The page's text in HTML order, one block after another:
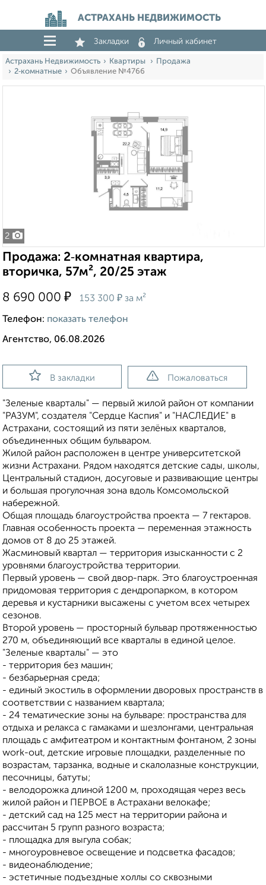
АСТРАХАНЬ НЕДВИЖИМОСТЬ
Закладки Личный кабинет
Астрахань Недвижимость Квартиры
Продажа
2‑комнатные
Объявление №4766
2
Продажа: 2‑комнатная квартира,
вторичка, 57м², 20/25 этаж
8 690 000 ₽ 153 300 ₽ за м²
Телефон: показать телефон
Агентство, 06.08.2026
В закладки Пожаловаться
"Зеленые кварталы" — первый жилой район от компании
"РАЗУМ", создателя "Сердце Каспия" и "НАСЛЕДИЕ" в
Астрахани, состоящий из пяти зелёных кварталов,
объединенных общим бульваром.
Жилой район расположен в центре университетской
жизни Астрахани. Рядом находятся детские сады, школы,
Центральный стадион, досуговые и развивающие центры
и большая прогулочная зона вдоль Комсомольской
набережной.
Общая площадь благоустройства проекта — 7 гектаров.
Главная особенность проекта — переменная этажность
домов от 8 до 25 этажей.
Жасминовый квартал — территория изысканности с 2
уровнями благоустройства территории.
Первый уровень — свой двор-парк. Это благоустроенная
придомовая территория с дендропарком, в котором
деревья и кустарники высажены с учетом всех четырех
сезонов.
Второй уровень — просторный бульвар протяженностью
270 м, объединяющий все кварталы в единой целое.
"Зеленые кварталы" — это
- территория без машин;
- безбарьерная среда;
- единый экостиль в оформлении дворовых пространств в
соответствии с названием квартала;
- 24 тематические зоны на бульваре: пространства для
отдыха и релакса с гамаками и шезлонгами, центральная
площадь с амфитеатром и контактным фонтаном, 2 зоны
work-out, детские игровые площадки, разделенные по
возрастам, тарзанка, водные и скалолазные конструкции,
песочницы, батуты;
- велодорожка длиной 1200 м, проходящая через весь
жилой район и ПЕРВОЕ в Астрахани велокафе;
- детский сад на 125 мест на территории района и
рассчитан 5 групп разного возраста;
- площадка для выгула собак;
- многоуровневое освещение и подсветка фасадов;
- видеонаблюдение;
- эстетичные подъездные холлы со сквозными